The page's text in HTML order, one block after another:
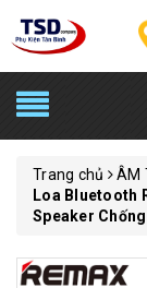
Trang chủ
ÂM
Loa Bluetooth
Speaker